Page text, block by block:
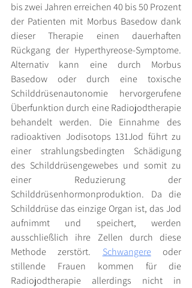
bis zwei Jahren erreichen 40 bis 50 Prozent
der Patienten mit Morbus Basedow dank
dieser Therapie einen dauerhaften
Rückgang der Hyperthyreose-Symptome.
Alternativ kann eine durch Morbus
Basedow oder durch eine toxische
Schilddrüsenautonomie hervorgerufene
Überfunktion durch eine Radiojodtherapie
behandelt werden. Die Einnahme des
radioaktiven Jodisotops 131Jod führt zu
einer strahlungsbedingten Schädigung
des Schilddrüsengewebes und somit zu
einer Reduzierung der
Schilddrüsenhormonproduktion. Da die
Schilddrüse das einzige Organ ist, das Jod
aufnimmt und speichert, werden
ausschließlich ihre Zellen durch diese
Methode zerstört. Schwangere oder
stillende Frauen kommen für die
Radiojodtherapie allerdings nicht in